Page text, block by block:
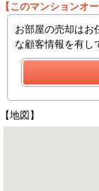
【このマンションオ
お部屋の売却はお
な顧客情報を有し
【地図】